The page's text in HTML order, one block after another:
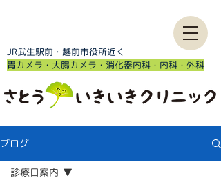
JR武生駅前・越前市役所近く
​胃カメラ・大腸カメラ・消化器内科・内科・外科
ブログ
診療日案内